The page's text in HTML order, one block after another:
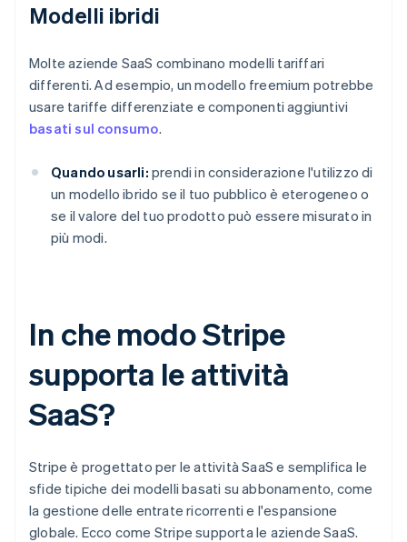
Modelli ibridi
Molte aziende SaaS combinano modelli tariffari
differenti. Ad esempio, un modello freemium potrebbe
usare tariffe differenziate e componenti aggiuntivi
basati sul consumo.
Quando usarli: prendi in considerazione l'utilizzo di
un modello ibrido se il tuo pubblico è eterogeneo o
se il valore del tuo prodotto può essere misurato in
più modi.
In che modo Stripe
supporta le attività
SaaS?
Stripe è progettato per le attività SaaS e semplifica le
sfide tipiche dei modelli basati su abbonamento, come
la gestione delle entrate ricorrenti e l'espansione
globale. Ecco come Stripe supporta le aziende SaaS.